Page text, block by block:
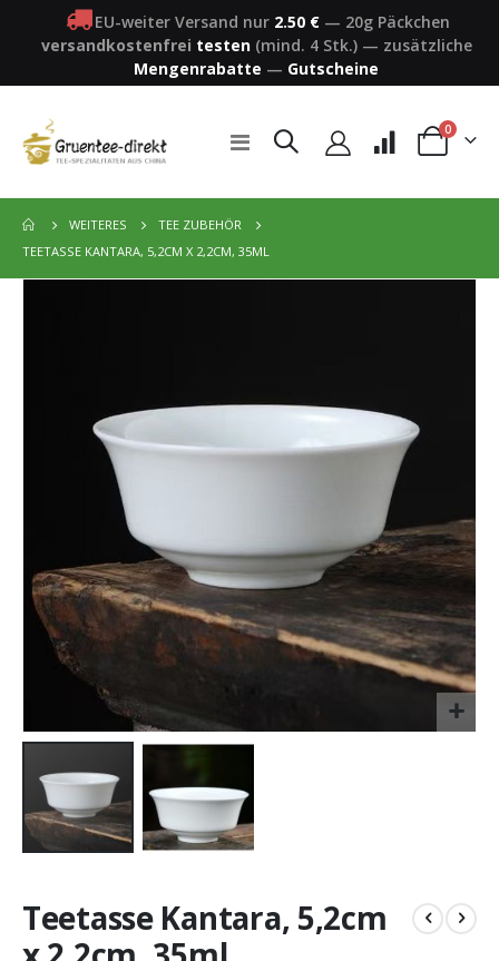
EU-weiter Versand nur 2.50 € — 20g Päckchen
versandkostenfrei testen(mind. 4 Stk.)— zusätzliche
Mengenrabatte — Gutscheine
Navigation
umschalten
Warenkorb
0Artikel
WEITERES
TEE ZUBEHÖR
TEETASSE KANTARA, 5,2CM X 2,2CM, 35ML
der
Bildergalerie
springen
Teetasse Kantara, 5,2cm